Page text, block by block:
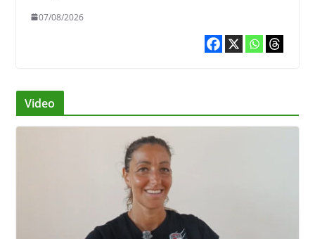
07/08/2026
Video